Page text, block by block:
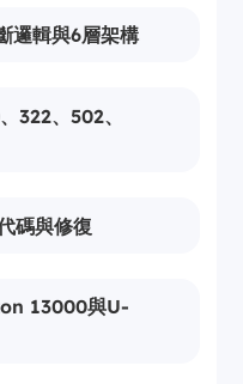
邏輯與6層架構
322、502、
碼與修復
13000與U-